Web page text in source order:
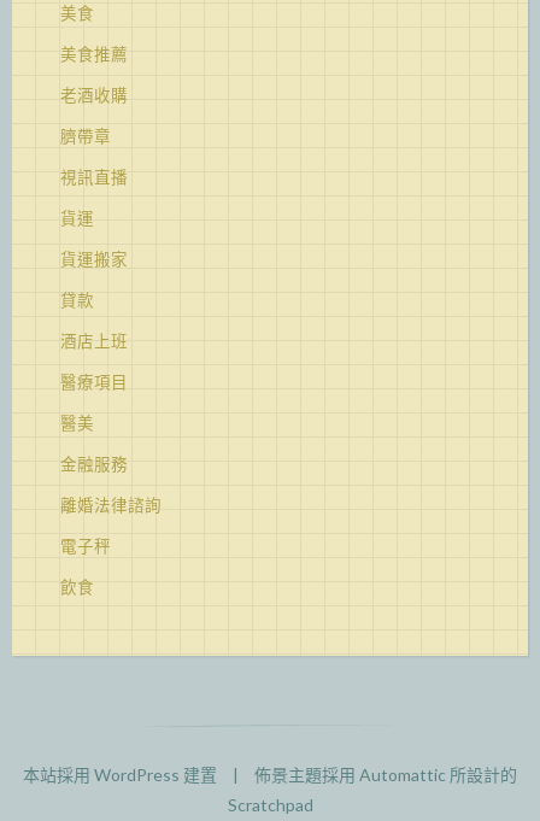
美食
美食推薦
老酒收購
臍帶章
視訊直播
貨運
貨運搬家
貸款
酒店上班
醫療項目
醫美
金融服務
離婚法律諮詢
電子秤
飲食
本站採用 WordPress 建置 | 佈景主題採用 Automattic 所設計的
Scratchpad